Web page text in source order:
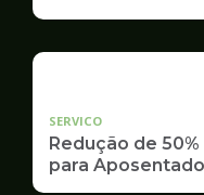
SERVICO
Redução de
para